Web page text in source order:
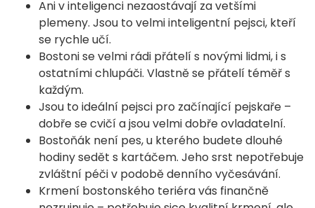
Ani v inteligenci nezaostávají za vetšími
plemeny. Jsou to velmi inteligentní pejsci, kteří
se rychle učí.
Bostoni se velmi rádi přátelí s novými lidmi, i s
ostatními chlupáči. Vlastně se přátelí téměř s
každým.
Jsou to ideální pejsci pro začínající pejskaře –
dobře se cvičí a jsou velmi dobře ovladatelní.
Bostoňák není pes, u kterého budete dlouhé
hodiny sedět s kartáčem. Jeho srst nepotřebuje
zvláštní péči v podobě denního vyčesávání.
Krmení bostonského teriéra vás finančně